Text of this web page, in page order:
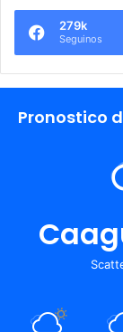
279k
Seguinos
Pronostico